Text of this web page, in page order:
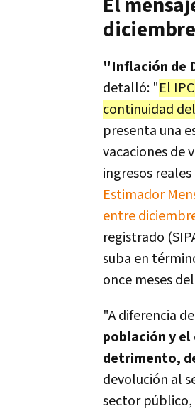
El
diciembre
"Inflación de
detalló: "El
continuidad
presenta una
vacaciones de
ingresos
Estimador
entre
registrado
suba en
once meses
"A diferencia
población y el
detrimento,
devolución al
sector público,